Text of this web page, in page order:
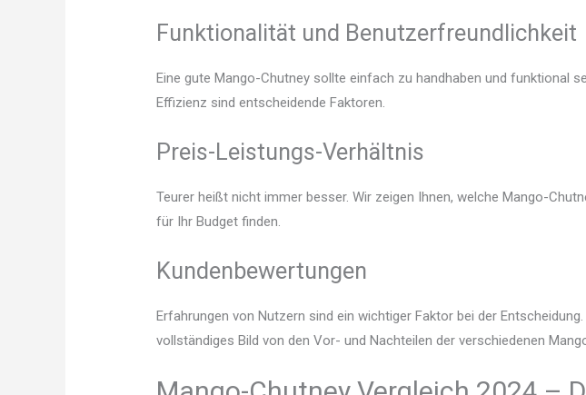
Funktionalität und Benutzerfreundlichkeit
Eine gute Mango-Chutney sollte einfach zu handhaben und funktional
Effizienz sind entscheidende Faktoren.
Preis-Leistungs-Verhältnis
Teurer heißt nicht immer besser. Wir zeigen Ihnen, welche Mango-
für Ihr Budget finden.
Kundenbewertungen
Erfahrungen von Nutzern sind ein wichtiger Faktor bei der
vollständiges Bild von den Vor- und Nachteilen der verschiedenen